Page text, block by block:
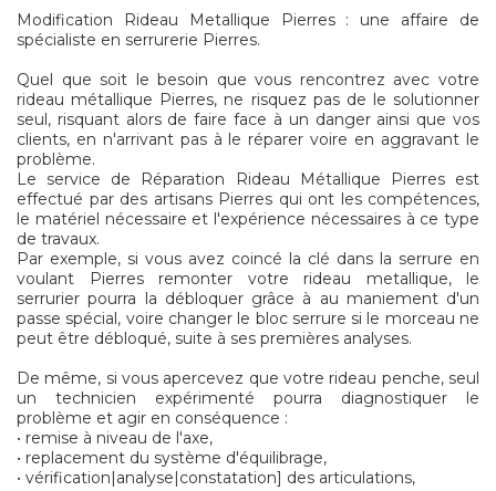
Modification Rideau Metallique Pierres : une affaire de
spécialiste en serrurerie Pierres.
Quel que soit le besoin que vous rencontrez avec votre
rideau métallique Pierres, ne risquez pas de le solutionner
seul, risquant alors de faire face à un danger ainsi que vos
clients, en n'arrivant pas à le réparer voire en aggravant le
problème.
Le service de Réparation Rideau Métallique Pierres est
effectué par des artisans Pierres qui ont les compétences,
le matériel nécessaire et l'expérience nécessaires à ce type
de travaux.
Par exemple, si vous avez coincé la clé dans la serrure en
voulant Pierres remonter votre rideau metallique, le
serrurier pourra la débloquer grâce à au maniement d'un
passe spécial, voire changer le bloc serrure si le morceau ne
peut être débloqué, suite à ses premières analyses.
De même, si vous apercevez que votre rideau penche, seul
un technicien expérimenté pourra diagnostiquer le
problème et agir en conséquence :
• remise à niveau de l'axe,
• replacement du système d'équilibrage,
• vérification|analyse|constatation] des articulations,